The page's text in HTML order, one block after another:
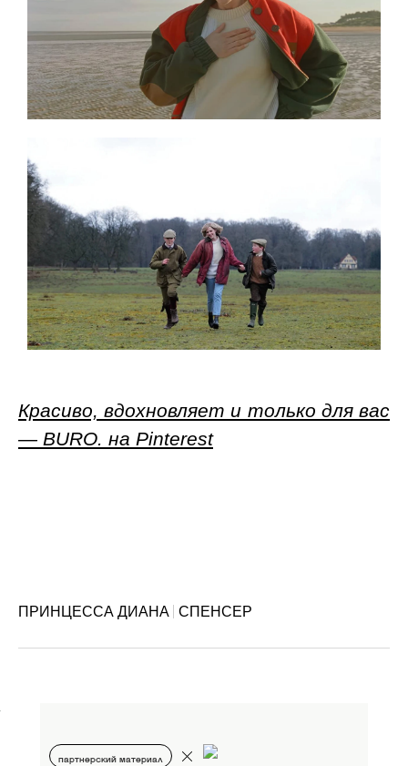
Красиво, вдохновляет и только для вас
— BURO. на Pinterest
ПРИНЦЕССА ДИАНА СПЕНСЕР
партнерский материал